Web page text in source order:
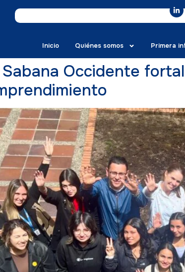
Inicio Quiénes somos Primera
Occidente